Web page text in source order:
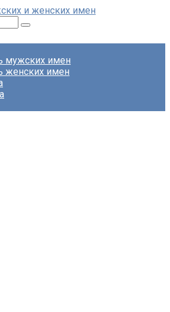
и женских имен
мужских имен
женских имен